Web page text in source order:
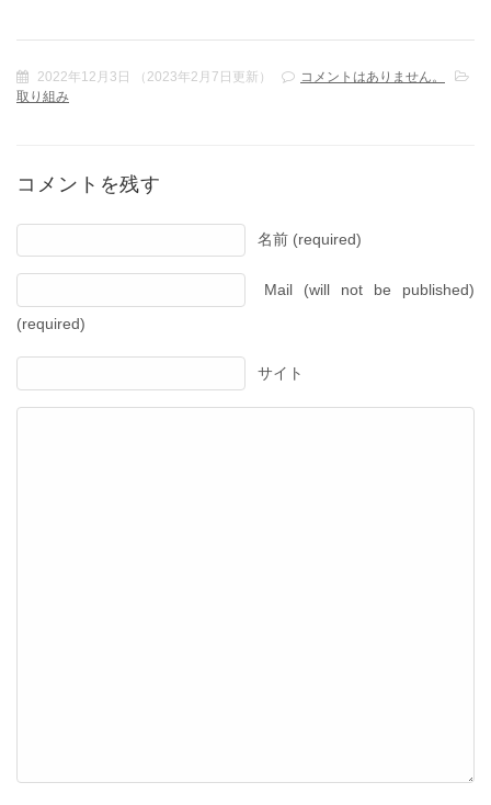
2022年12月3日 （ 2023年2月7日更新 ）
コメントはありません。
取り組み
コメントを残す
名前 (required)
Mail (will not be published)
(required)
サイト